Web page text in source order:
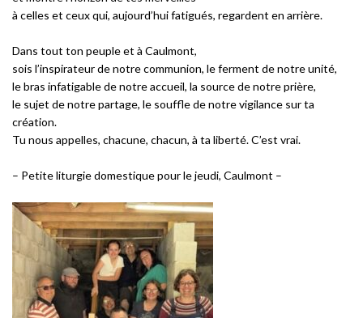
à celles et ceux qui, aujourd’hui fatigués, regardent en arrière.
Dans tout ton peuple et à Caulmont,
sois l’inspirateur de notre communion, le ferment de notre unité,
le bras infatigable de notre accueil, la source de notre prière,
le sujet de notre partage, le souffle de notre vigilance sur ta
création.
Tu nous appelles, chacune, chacun, à ta liberté. C’est vrai.
– Petite liturgie domestique pour le jeudi, Caulmont –